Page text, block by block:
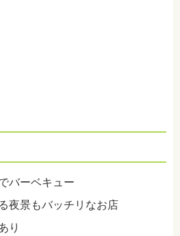
バーベキュー
夜景もバッチリなお店
り